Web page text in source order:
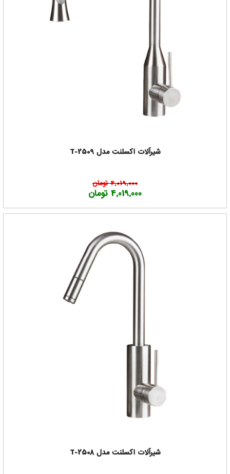
شیرآلات اکسلنت مدل T-2509
4,019,000 تومان
4,019,000 تومان
شیرآلات اکسلنت مدل T-2508